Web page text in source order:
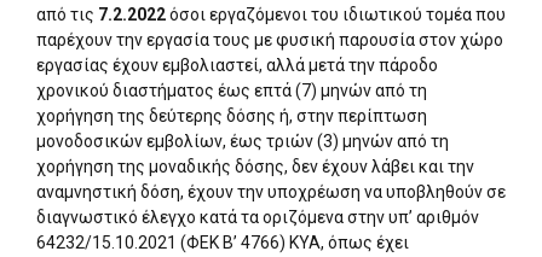
από τις 7.2.2022όσοι εργαζόμενοι του ιδιωτικού τομέα που
παρέχουν την εργασία τους με φυσική παρουσία στον χώρο
εργασίας έχουν εμβολιαστεί, αλλά μετά την πάροδο
χρονικού διαστήματος έως επτά (7) μηνών από τη
χορήγηση της δεύτερης δόσης ή, στην περίπτωση
μονοδοσικών εμβολίων, έως τριών (3) μηνών από τη
χορήγηση της μοναδικής δόσης, δεν έχουν λάβει και την
αναμνηστική δόση, έχουν την υποχρέωση να υποβληθούν σε
διαγνωστικό έλεγχο κατά τα οριζόμενα στην υπ’ αριθμόν
64232/15.10.2021 (ΦΕΚ Β’ 4766) ΚΥΑ, όπως έχει